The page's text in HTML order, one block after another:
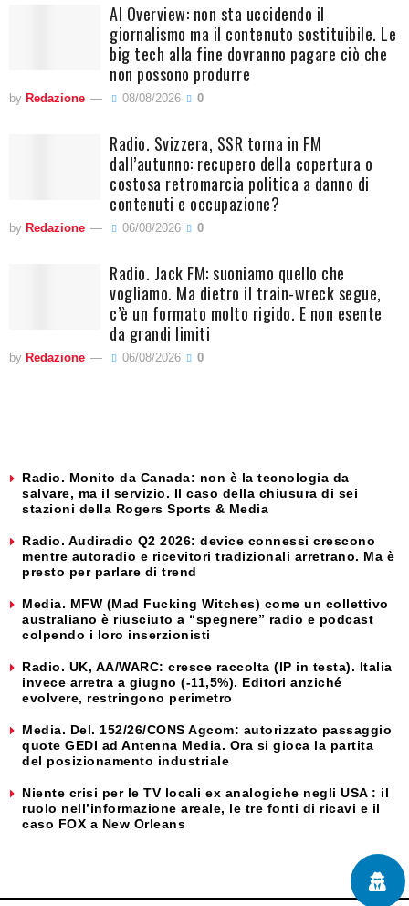
AI Overview: non sta uccidendo il
giornalismo ma il contenuto sostituibile. Le
big tech alla fine dovranno pagare ciò che
non possono produrre
by Redazione 08/08/2026 0
Radio. Svizzera, SSR torna in FM
dall’autunno: recupero della copertura o
costosa retromarcia politica a danno di
contenuti e occupazione?
by Redazione 06/08/2026 0
Radio. Jack FM: suoniamo quello che
vogliamo. Ma dietro il train-wreck segue,
c’è un formato molto rigido. E non esente
da grandi limiti
by Redazione 06/08/2026 0
Radio. Monito da Canada: non è la tecnologia da
salvare, ma il servizio. Il caso della chiusura di sei
stazioni della Rogers Sports & Media
Radio. Audiradio Q2 2026: device connessi crescono
mentre autoradio e ricevitori tradizionali arretrano. Ma è
presto per parlare di trend
Media. MFW (Mad Fucking Witches) come un collettivo
australiano è riusciuto a “spegnere” radio e podcast
colpendo i loro inserzionisti
Radio. UK, AA/WARC: cresce raccolta (IP in testa). Italia
invece arretra a giugno (-11,5%). Editori anziché
evolvere, restringono perimetro
Media. Del. 152/26/CONS Agcom: autorizzato passaggio
quote GEDI ad Antenna Media. Ora si gioca la partita
del posizionamento industriale
Niente crisi per le TV locali ex analogiche negli USA : il
ruolo nell’informazione areale, le tre fonti di ricavi e il
caso FOX a New Orleans